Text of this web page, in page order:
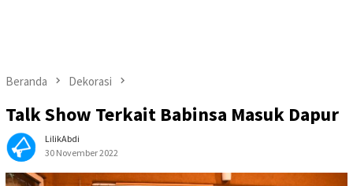
Beranda Dekorasi
Talk Show Terkait Babinsa Masuk Dapur
LilikAbdi
30 November 2022